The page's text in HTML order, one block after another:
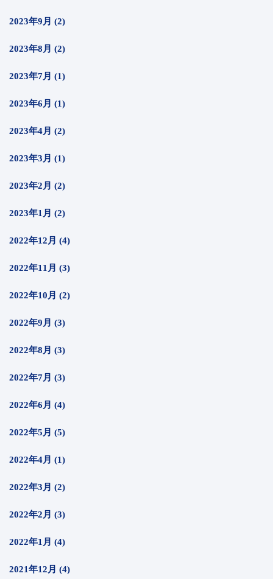
2023年9月 (2)
2023年8月 (2)
2023年7月 (1)
2023年6月 (1)
2023年4月 (2)
2023年3月 (1)
2023年2月 (2)
2023年1月 (2)
2022年12月 (4)
2022年11月 (3)
2022年10月 (2)
2022年9月 (3)
2022年8月 (3)
2022年7月 (3)
2022年6月 (4)
2022年5月 (5)
2022年4月 (1)
2022年3月 (2)
2022年2月 (3)
2022年1月 (4)
2021年12月 (4)